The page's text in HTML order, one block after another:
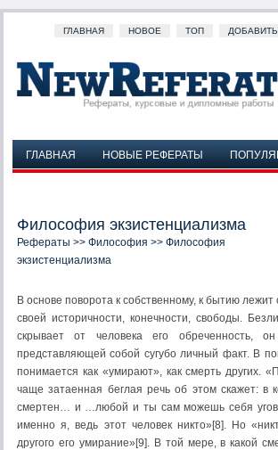
ГЛАВНАЯ НОВОЕ ТОП
ГЛАВНАЯ НОВЫЕ РЕФЕРАТЫ
Философия экзистенциализма
Рефераты >> Философия >> Философия
экзистенциализма
В основе поворота к собственному, к бытию
своей историчности, конечности, свободы.
скрывает от человека его обреченность,
представляющей собой сугубо личный факт. В
понимается как «умирают», как смерть других.
чаще затаенная беглая речь об этом скажет: в
смертен… и …любой и ты сам можешь себя
именно я, ведь этот человек никто»[8]. Но
другого его умирание»[9]. В той мере, в какой